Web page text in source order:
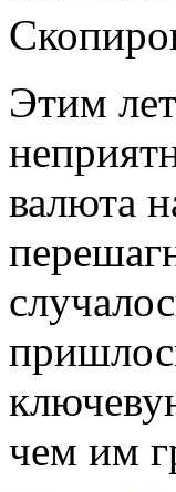
Этим
валюта
чем им